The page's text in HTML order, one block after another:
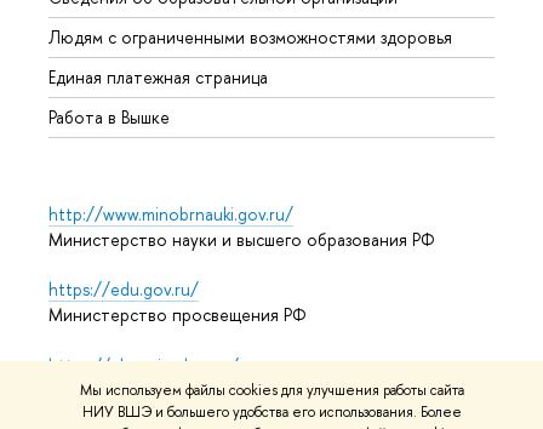
Мы используем файлы cookies для улучшения работы сайта
НИУ ВШЭ и большего удобства его использования. Более
Людям с ограниченными возможностями здоровья
Единая платежная страница
Работа в Вышке
http://www.minobrnauki.gov.ru/
Министерство науки и высшего образования РФ
https://edu.gov.ru/
Министерство просвещения РФ
https://elearning.hse.ru/mooc
Массовые открытые онлайн-курсы